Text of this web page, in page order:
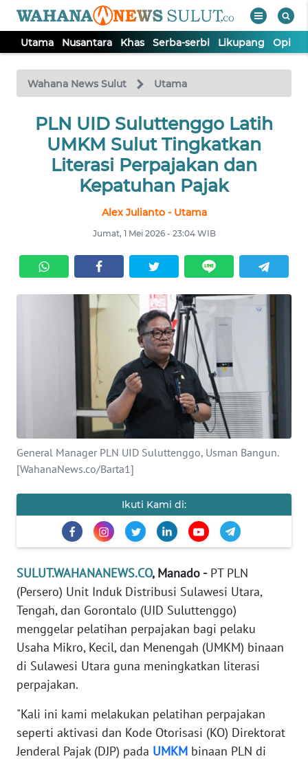
Utama Nusantara Khas Serba-serbi Likupang Opini
Wahana News Sulut Utama
PLN UID Suluttenggo Latih
UMKM Sulut Tingkatkan
Literasi Perpajakan dan
Kepatuhan Pajak
Alex Julianto - Utama
Jumat, 1 Mei 2026 - 23:04 WIB
General Manager PLN UID Suluttenggo, Usman Bangun.
[WahanaNews.co/Barta1]
Ikuti Kami di:
SULUT.WAHANANEWS.CO, Manado -PT PLN
(Persero) Unit Induk Distribusi Sulawesi Utara,
Tengah, dan Gorontalo (UID Suluttenggo)
menggelar pelatihan perpajakan bagi pelaku
Usaha Mikro, Kecil, dan Menengah (UMKM) binaan
di Sulawesi Utara guna meningkatkan literasi
perpajakan.
"Kali ini kami melakukan pelatihan perpajakan
seperti aktivasi dan Kode Otorisasi (KO) Direktorat
Jenderal Pajak (DJP) pada UMKM binaan PLN di
TV
Tutup
UTAMA
NUSANTARA
SERBI
LIKUPANG
KONTAK
INFO
TENTANG
PEDOMAN
MEDIA
SIBER
REDAKSI
DISCLAIMER